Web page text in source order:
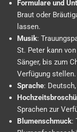
Formulare und
Braut oder
lassen.
Musik:
St. Peter kann
Sänger, bis zum
Verfügung stellen.
Sprache:
Sprachen zur
Blumenschmuck: